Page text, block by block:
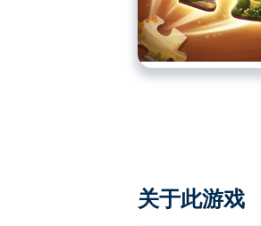
在这里你可以玩
关于此游戏